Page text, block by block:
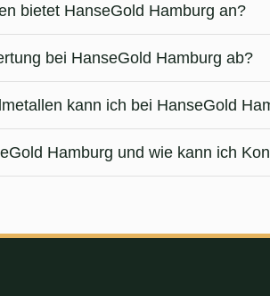
bietet HanseGold Hamburg an?
bei HanseGold Hamburg ab?
kann ich bei HanseGold
Hamburg und wie kann ich